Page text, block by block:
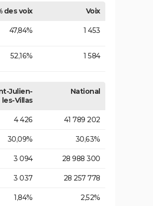
des voix
Voix
47,84% 1 453
52,16% 1 584
Julien-
les-Villas
National
4 426 41 789 202
30,09% 30,63%
3 094 28 988 300
3 037 28 257 778
1,84% 2,52%